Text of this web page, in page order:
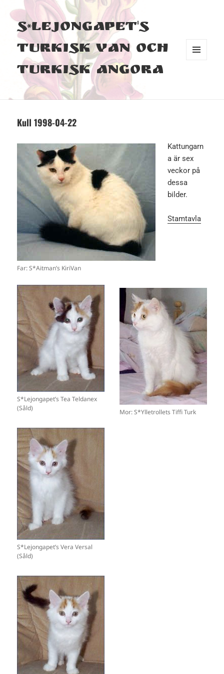
S*Lejongapet's
Turkisk Van och
Turkisk Angora
Kull 1998-04-22
Far: S*Aitman’s KiriVan
Mor: S*Ylletrollets Tiffi Turk
Kattungarn
a är sex
veckor på
dessa
bilder.
Stamtavla
S*Lejongapet’s Tea Teldanex
(Såld)
S*Lejongapet’s Vera Versal
(Såld)